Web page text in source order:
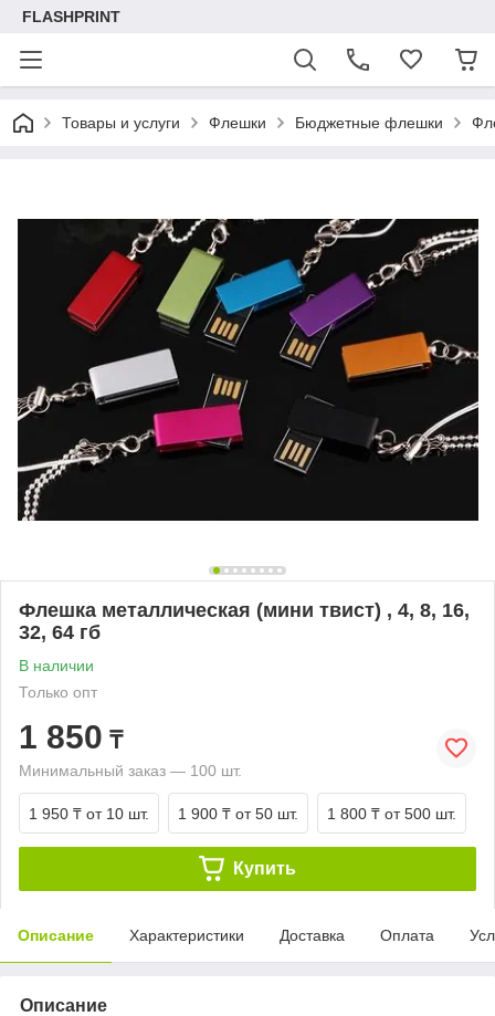
FLASHPRINT
Товары и услуги Флешки Бюджетные флешки
Флешка металлическая (мини твист) , 4, 8, 16,
32, 64 гб
В наличии
Только опт
1 850 ₸
Минимальный заказ — 100 шт.
1 950 ₸ от 10 шт. 1 900 ₸ от 50 шт. 1 800 ₸ от 500 шт.
Купить
Описание Характеристики Доставка Оплата
Описание